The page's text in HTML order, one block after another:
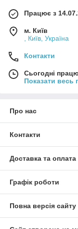
Працює з
м. Київ
, Київ, Україна
Контакти
Сьогодні
Показати весь
Про нас
Контакти
Доставка та оплата
Графік роботи
Повна версія сайту